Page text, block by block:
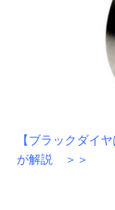
【ブラックダイ
が解説 ＞＞